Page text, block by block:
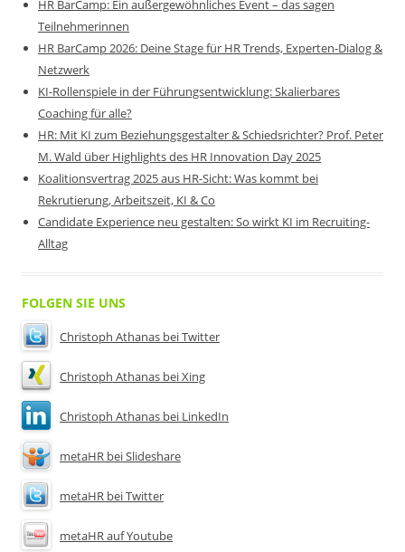
HR BarCamp: Ein außergewöhnliches Event – das sagen
Teilnehmerinnen
HR BarCamp 2026: Deine Stage für HR Trends, Experten-Dialog &
Netzwerk
KI-Rollenspiele in der Führungsentwicklung: Skalierbares
Coaching für alle?
HR: Mit KI zum Beziehungsgestalter & Schiedsrichter? Prof. Peter
M. Wald über Highlights des HR Innovation Day 2025
Koalitionsvertrag 2025 aus HR-Sicht: Was kommt bei
Rekrutierung, Arbeitszeit, KI & Co
Candidate Experience neu gestalten: So wirkt KI im Recruiting-
Alltag
FOLGEN SIE UNS
Christoph Athanas bei Twitter
Christoph Athanas bei Xing
Christoph Athanas bei LinkedIn
metaHR bei Slideshare
metaHR bei Twitter
metaHR auf Youtube